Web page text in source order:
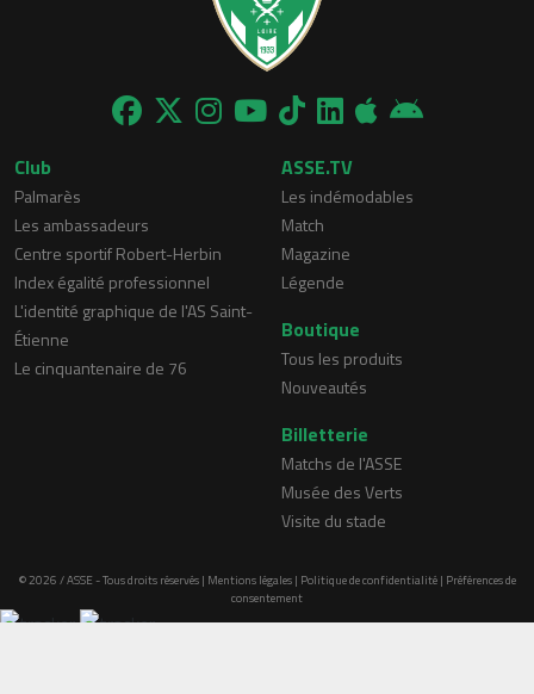
Club
Palmarès
Les ambassadeurs
Centre sportif Robert-Herbin
Index égalité professionnel
L'identité graphique de l'AS Saint-
Étienne
Le cinquantenaire de 76
ASSE.TV
Les indémodables
Match
Magazine
Légende
Boutique
Tous les produits
Nouveautés
Billetterie
Matchs de l'ASSE
Musée des Verts
Visite du stade
© 2026 / ASSE - Tous droits réservés | Mentions légales| Politique de confidentialité| Préférences de
consentement